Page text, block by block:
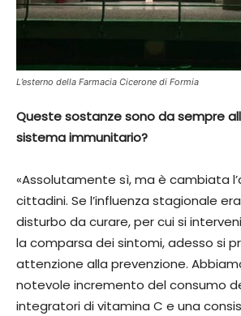
L’esterno della Farmacia Cicerone di Formia
Queste sostanze sono da sempre
sistema immunitario?
«Assolutamente sì, ma è cambiata
cittadini. Se l’influenza stagionale
disturbo da curare, per cui si
la comparsa dei sintomi, adesso si
attenzione alla prevenzione.
notevole incremento del consumo
integratori di vitamina C e una